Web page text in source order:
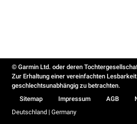
© Garmin Ltd. oder deren
Zur Erhaltung einer vereinfachten
geschlechtsunabhängig zu betrachten.
Sitemap
Impressum AGB
Deutschland | Germany